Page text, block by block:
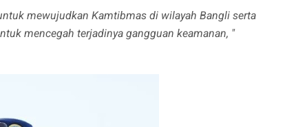
mewujudkan Kamtibmas di wilayah Bangli serta
mencegah terjadinya gangguan keamanan, "